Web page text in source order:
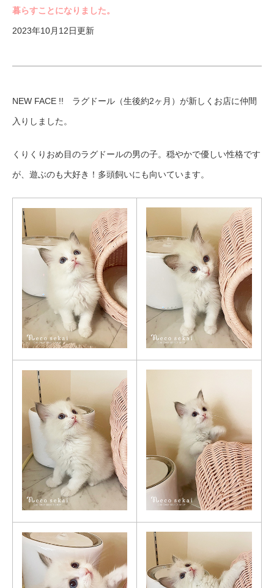
暮らすことになりました。
2023年10月12日更新
NEW FACE !! ラグドール（生後約2ヶ月）が新しくお店に仲間
入りしました。
くりくりおめ目のラグドールの男の子。穏やかで優しい性格です
が、遊ぶのも大好き！多頭飼いにも向いています。